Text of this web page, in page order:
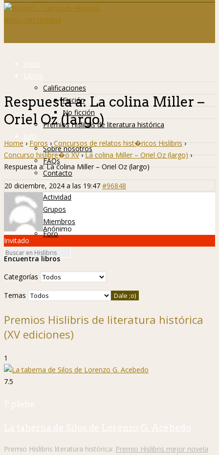
Inicio
Libros
Calificaciones
Ficción
No ficción
Premios Hislibris de literatura histórica
Info
Sobre nosotros
FAQs
Contacto
Hislibreños
Actividad
Grupos
Miembros
Foro
Respuesta a: La colina Miller –
Oriel Oz (largo)
Home › Foros › Concursos de relatos hist�ricos Hislibris ›
Concurso hislibre�o XV › La colina Miller – Oriel Oz (largo) ›
Respuesta a: La colina Miller – Oriel Oz (largo)
20 diciembre, 2024 a las 19:47 #96848
Anónimo
Invitado
Encuentra libros
Categorías
Temas
Premios Hislibris de literatura histórica
(XV ediciones)
1
7.5
P. plebe
La taberna de Silos de Lorenzo G. Acebedo
Premio Hislibris literatura histórica: Premio Hislibris mejor novela